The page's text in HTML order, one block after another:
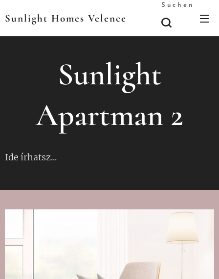
Sunlight Homes Velence
Suchen
Sunlight
Apartman 2
Ide írhatsz...